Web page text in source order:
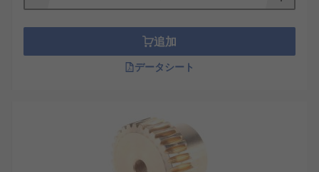
追加
データシート